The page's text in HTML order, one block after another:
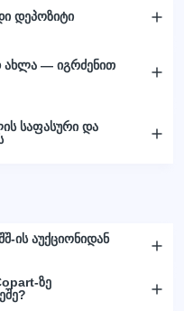
დეპოზიტი
ახლა — იგრძენით
საფასური და
ის აუქციონიდან
ზე